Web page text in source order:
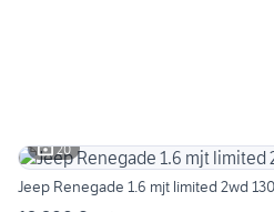
20
Jeep Renegade 1.6 mjt limited 2wd